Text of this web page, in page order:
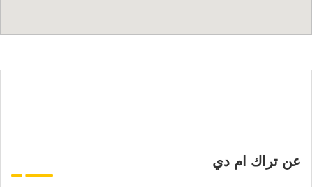
عن تراك ام دي